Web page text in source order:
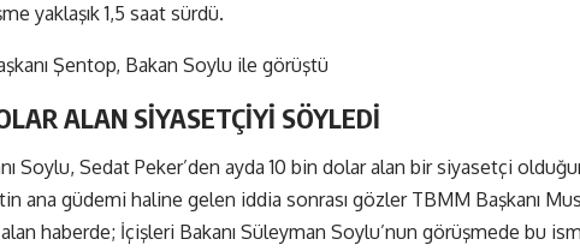
yaklaşık 1,5 saat sürdü.
ALAN SİYASETÇİYİ SÖYLEDİ
Soylu, Sedat Peker’den ayda 10 bin dolar alan bir siyasetçi
ana güdemi haline gelen iddia sonrası gözler TBMM Başkanı
haberde; İçişleri Bakanı Süleyman Soylu’nun görüşmede bu